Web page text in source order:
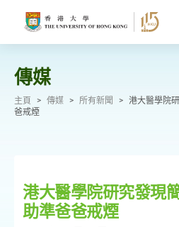
傳媒
主頁 > 傳媒 > 所有新聞 > 港大醫學院
爸戒煙
港大醫學院研究發現
助準爸爸戒煙